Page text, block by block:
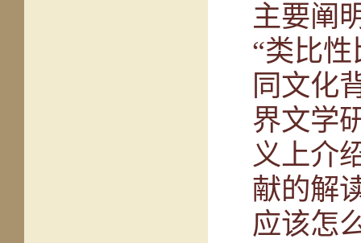
主要阐
“类比
同文化
界文学
义上介
献的解
应该怎